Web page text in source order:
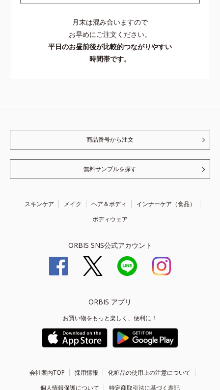
月末は混み合いますので
お早めにご注文ください。
平日のお昼前後が比較的つながりやすい
時間帯です。
商品番号から注文
無料サンプルを探す
スキンケア メイク ヘア＆ボディ
インナーケア（食品）
ボディウェア
ORBIS SNS公式アカウント
ORBIS アプリ
お買い物をもっと楽しく、便利に！
会社案内TOP 採用情報
化粧品の使用上の注意について
個人情報保護について
特定商取引法に基づく表記